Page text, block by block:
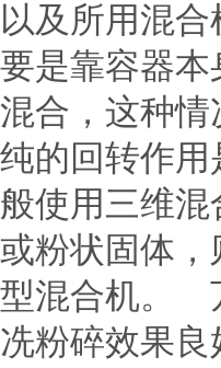
以及所用混
要是靠容器
混合，这种
纯的回转作
般使用三维
或粉状固体
型混合机。
冼粉碎效果